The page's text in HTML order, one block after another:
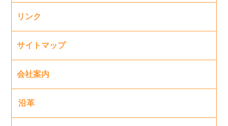
リンク
サイトマップ
会社案内
沿革